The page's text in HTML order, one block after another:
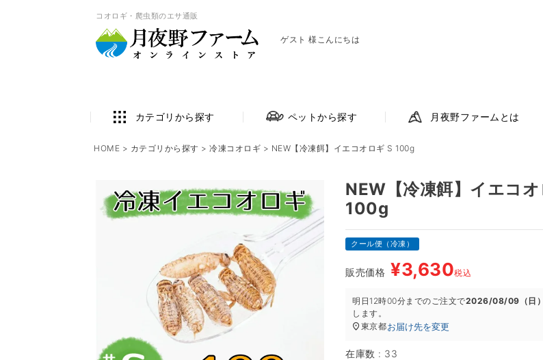
コオロギ・爬虫類のエサ通販
ゲスト 様こんにちは
カテゴリから探す ペットから探す 月夜野ファームとは
HOME カテゴリから探す 冷凍コオロギ NEW【冷凍餌】イエコオロギ S 100g
NEW【冷凍餌】イエコ
100g
クール便（冷凍）
販売価格 ¥3,630税込
明日 12時00分までのご注文で2026/08/09（日）
します。
東京都お届け先を変更
在庫数 33